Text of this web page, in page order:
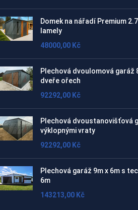
Domek na nářadí Premium
lamely
48000,00 Kč
Plechová dvoulomová garáž
dveře ořech
92292,00 Kč
Plechová dvoustanovišťová
výklopnými vraty
92292,00 Kč
Plechová garáž 9m x 6m s
6m
143213,00 Kč